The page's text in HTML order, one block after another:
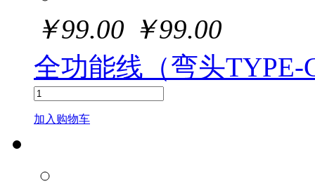
￥99.00 ￥99.00
全功能线（弯头TYPE-
加入购物车